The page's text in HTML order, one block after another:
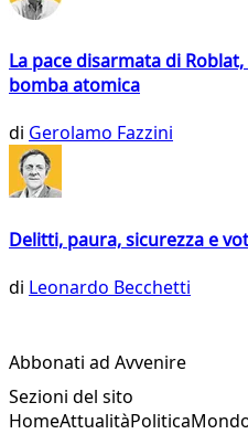
La pace disarmata di
bomba atomica
di Gerolamo Fazzini
Delitti, paura, sicurezza e
di Leonardo Becchetti
Abbonati ad Avvenire
Sezioni del sito
HomeAttualitàPolitica